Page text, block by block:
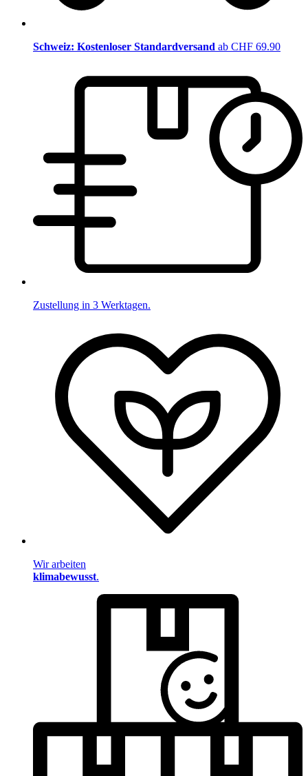
Schweiz: Kostenloser Standardversand ab CHF 69.90
Zustellung in 3 Werktagen.
Wir arbeiten
klimabewusst.